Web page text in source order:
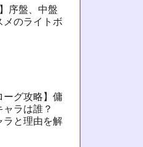
序盤、中盤
メのライトボ
ーグ攻略】傭
ャラは誰？
ラと理由を解